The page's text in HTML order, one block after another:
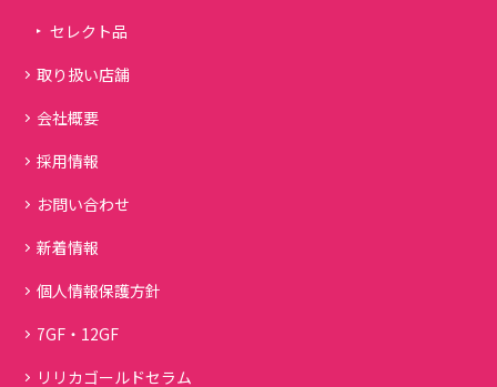
セレクト品
取り扱い店舗
会社概要
採用情報
お問い合わせ
新着情報
個人情報保護方針
7GF・12GF
リリカゴールドセラム